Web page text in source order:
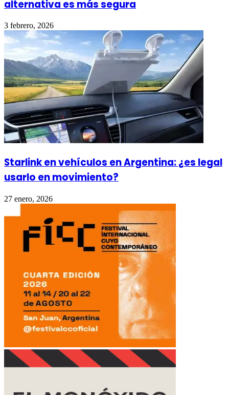
alternativa es más segura
3 febrero, 2026
Starlink en vehículos en Argentina: ¿es legal
usarlo en movimiento?
27 enero, 2026